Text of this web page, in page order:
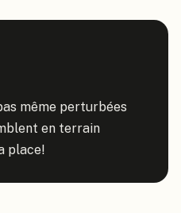
même perturbées
en terrain
place!